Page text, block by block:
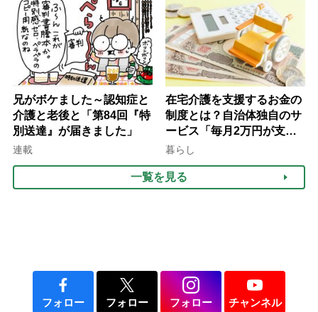
て現在は？
兄がボケました～認知症と
介護と老後と「第84回『特
別送達』が届きました」
連載
在宅介護を支援するお金の
制度とは？自治体独自のサ
ービス「毎月2万円が支給
される」ケースも【FP解
説】
暮らし
一覧を見る
フォロー フォロー フォロー チャンネル